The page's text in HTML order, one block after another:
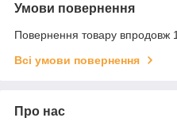
Умови повернення
Повернення товару впродовж
Всі умови повернення
Про нас